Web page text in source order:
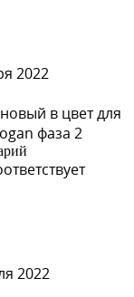
2022
в цвет для
фаза 2
2022